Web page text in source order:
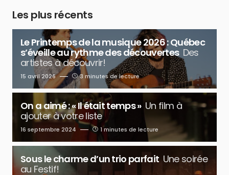
Les plus récents
Le Printemps de la musique 2026 : Québec
s’éveille au rythme des découvertes Des
artistes à découvrir!
15 avril 2026 3 minutes de lecture
On a aimé : « Il était temps » Un film à
ajouter à votre liste
16 septembre 2024 1 minutes de lecture
Sous le charme d’un trio parfait Une soirée
au Festif!